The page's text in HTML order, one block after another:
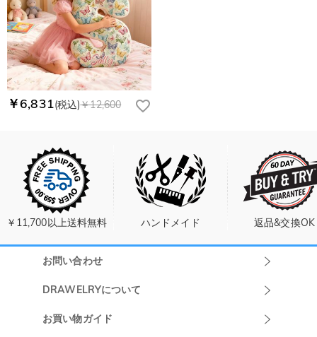
￥6,831(税込)￥12,600
￥11,700以上送料無料 ハンドメイド 返品&交換OK
お問い合わせ
DRAWELRYについて
DRAWELRYについて
お買い物ガイド